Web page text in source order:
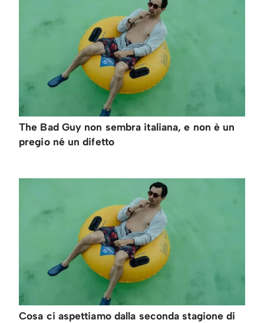
The Bad Guy non sembra italiana, e non è un
pregio né un difetto
Cosa ci aspettiamo dalla seconda stagione di